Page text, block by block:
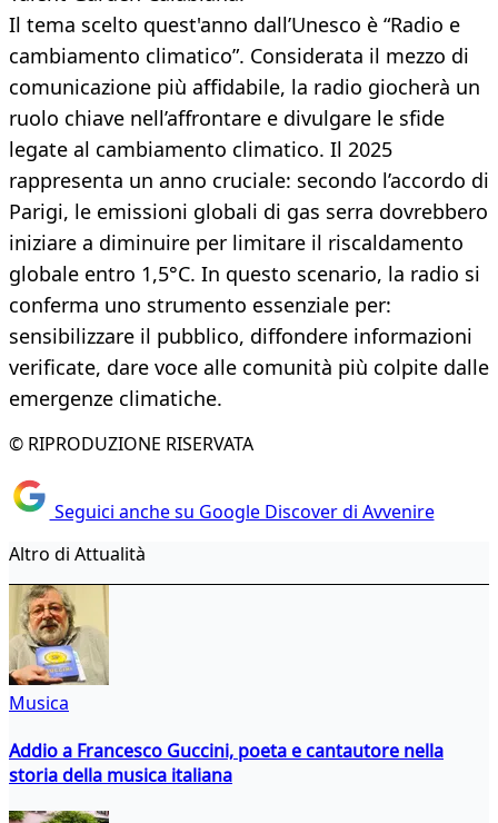
Il tema scelto quest'anno dall’Unesco è “Radio e
cambiamento climatico”. Considerata il mezzo di
comunicazione più affidabile, la radio giocherà un
ruolo chiave nell’affrontare e divulgare le sfide
legate al cambiamento climatico. Il 2025
rappresenta un anno cruciale: secondo l’accordo di
Parigi, le emissioni globali di gas serra dovrebbero
iniziare a diminuire per limitare il riscaldamento
globale entro 1,5°C. In questo scenario, la radio si
conferma uno strumento essenziale per:
sensibilizzare il pubblico, diffondere informazioni
verificate, dare voce alle comunità più colpite dalle
emergenze climatiche.
© RIPRODUZIONE RISERVATA
Seguici anche su Google Discover di Avvenire
Altro di Attualità
Musica
Addio a Francesco Guccini, poeta e cantautore nella
storia della musica italiana